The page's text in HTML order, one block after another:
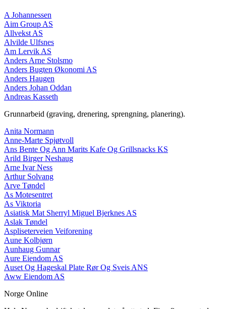
A Johannessen
Aim Group AS
Allvekst AS
Alvilde Ulfsnes
Am Lervik AS
Anders Arne Stolsmo
Anders Bugten Økonomi AS
Anders Haugen
Anders Johan Oddan
Andreas Kasseth
Grunnarbeid (graving, drenering, sprengning, planering).
Anita Normann
Anne-Marte Spjøtvoll
Ans Bente Og Ann Marits Kafe Og Grillsnacks KS
Arild Birger Neshaug
Arne Ivar Ness
Arthur Solvang
Arve Tøndel
As Motesentret
As Viktoria
Asiatisk Mat Sherryl Miguel Bjerknes AS
Aslak Tøndel
Aspliseterveien Veiforening
Aune Kolbjørn
Aunhaug Gunnar
Aure Eiendom AS
Auset Og Hageskal Plate Rør Og Sveis ANS
Aww Eiendom AS
Norge Online